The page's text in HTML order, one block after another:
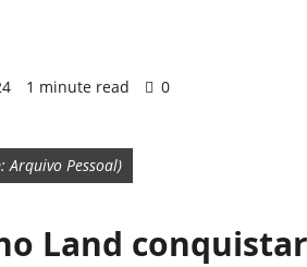
1 minute read 0
Arquivo Pessoal)
Land